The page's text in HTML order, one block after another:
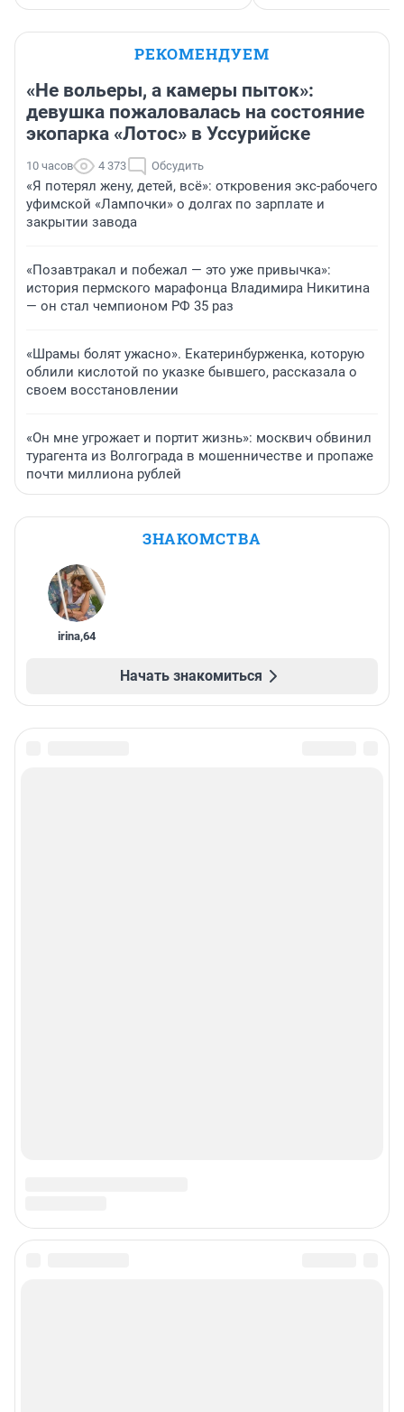
РЕКОМЕНДУЕМ
«Не вольеры, а камеры пыток»:
девушка пожаловалась на состояние
экопарка «Лотос» в Уссурийске
10 часов 4 373 Обсудить
«Я потерял жену, детей, всё»: откровения экс-рабочего
уфимской «Лампочки» о долгах по зарплате и
закрытии завода
«Позавтракал и побежал — это уже привычка»:
история пермского марафонца Владимира Никитина
— он стал чемпионом РФ 35 раз
«Шрамы болят ужасно». Екатеринбурженка, которую
облили кислотой по указке бывшего, рассказала о
своем восстановлении
«Он мне угрожает и портит жизнь»: москвич обвинил
турагента из Волгограда в мошенничестве и пропаже
почти миллиона рублей
ЗНАКОМСТВА
irina,64
Начать знакомиться